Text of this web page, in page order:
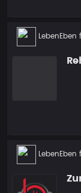
Neuer
LebenEben
Neuer
LebenEben